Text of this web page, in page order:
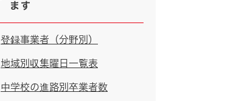
ます
登録事業者（分野別）
地域別収集曜日一覧表
中学校の進路別卒業者数